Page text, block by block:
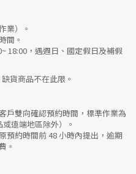
業）。
間。
18:00，遇週日、國定假日及補假
商品不在此限。
戶雙向確認預約時間，標準作業為
遠端地區除外）。
預約時間前 48 小時內提出，逾期
。